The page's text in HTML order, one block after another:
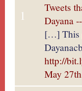
1
Tweets
Dayana
[…] This
http://
May